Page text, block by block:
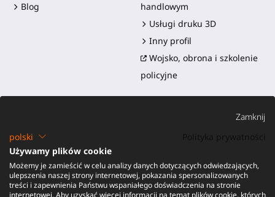
Blog
handlowym
Usługi druku 3D
Inny profil
Wojsko, obrona i szkolenie
policyjne
©2016-2026 - ProTubeVR™|Warunki sprzedaży|Wysyłka i
obowiązki|Gwarancja|Zwroty i zwrot pieniędzy
Zamknij
polski
Używamy plików cookie
Możemy je zamieścić w celu analizy danych dotyczących odwiedzających,
ulepszenia naszej strony internetowej, pokazania spersonalizowanych
treści i zapewnienia Państwu wspaniałego doświadczenia na stronie
internetowej. Aby uzyskać więcej informacji na temat plików cookie, których